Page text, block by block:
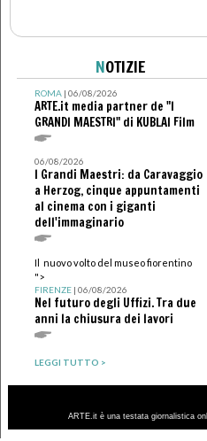
NOTIZIE
ROMA| 06/08/2026
ARTE.it media partner de "I
GRANDI MAESTRI" di KUBLAI Film
06/08/2026
I Grandi Maestri: da Caravaggio
a Herzog, cinque appuntamenti
al cinema con i giganti
dell'immaginario
Il nuovo volto del museo fiorentino
">
FIRENZE| 06/08/2026
Nel futuro degli Uffizi. Tra due
anni la chiusura dei lavori
LEGGI TUTTO >
ARTE.it è una testata giornalistica